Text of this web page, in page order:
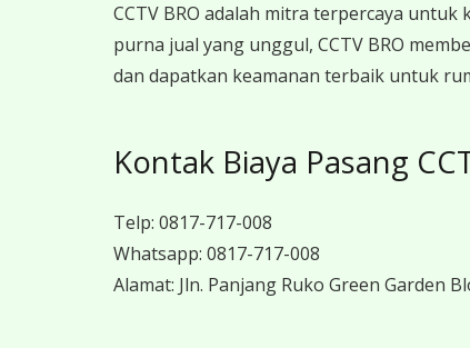
CCTV BRO adalah mitra terpercaya
purna jual yang unggul, CCTV BRO
dan dapatkan keamanan terbaik untuk
Kontak Biaya Pasang
Telp: 0817-717-008
Whatsapp: 0817-717-008
Alamat: Jln. Panjang Ruko Green Garden